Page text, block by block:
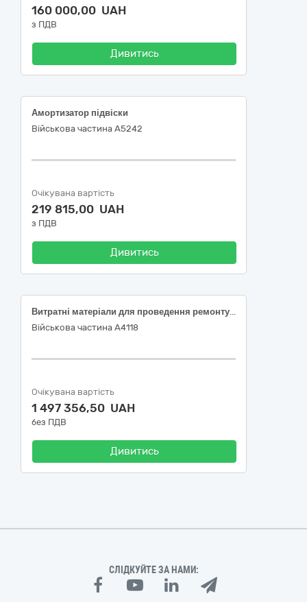
160 000,00 UAH
з ПДВ
Дивитись
Амортизатор підвіски
Військова частина А5242
Очікувана вартість
219 815,00 UAH
з ПДВ
Дивитись
Витратні матеріали для проведення ремонту екскаватора-навантажувача JCB 4СХ SITEMASTER, VIN JCB4СХ4WHS3442292, який перебуває на гарантійному терміні
Військова частина А4118
Очікувана вартість
1 497 356,50 UAH
без ПДВ
Дивитись
СЛІДКУЙТЕ ЗА НАМИ: